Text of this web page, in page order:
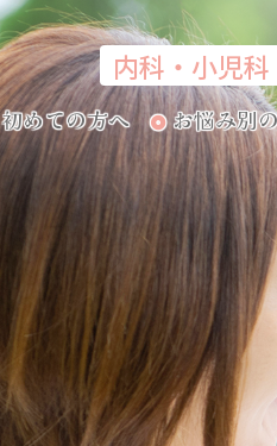
内科・小児
初めての方へ お悩み別